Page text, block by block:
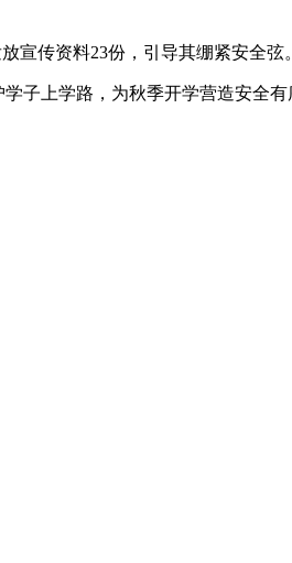
传资料23份，引导其绷紧安全弦。
上学路，为秋季开学营造安全有